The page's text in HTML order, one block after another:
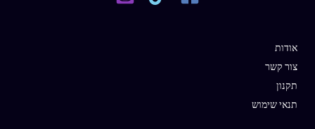
אודות
צור קשר
תקנון
תנאי שימוש